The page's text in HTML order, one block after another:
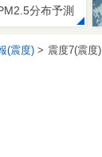
分布予測
(震度) 震度7(震度)